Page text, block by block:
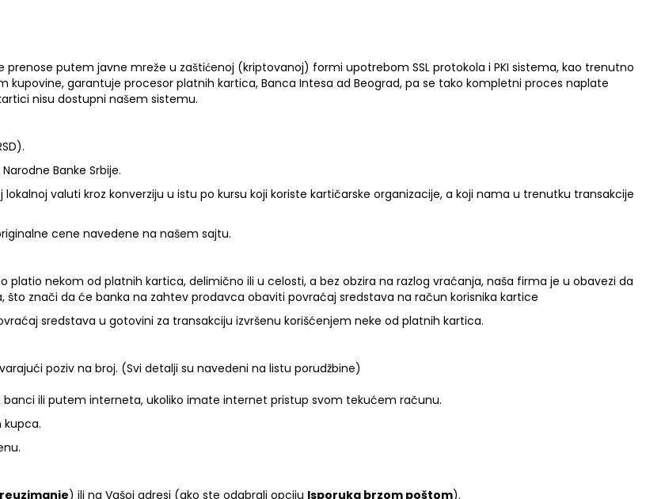
putem javne mreže u zaštićenoj (kriptovanoj) formi upotrebom SSL protokola i PKI sistema, kao trenutno
garantuje procesor platnih kartica, Banca Intesa ad Beograd, pa se tako kompletni proces naplate
nisu dostupni našem sistemu.
Banke Srbije.
valuti kroz konverziju u istu po kursu koji koriste kartičarske organizacije, a koji nama u trenutku transakcije
cene navedene na našem sajtu.
nekom od platnih kartica, delimično ili u celosti, a bez obzira na razlog vraćanja, naša firma je u obavezi da
što znači da će banka na zahtev prodavca obaviti povraćaj sredstava na račun korisnika kartice
sredstava u gotovini za transakciju izvršenu korišćenjem neke od platnih kartica.
poziv na broj. (Svi detalji su navedeni na listu porudžbine)
ili putem interneta, ukoliko imate internet pristup svom tekućem računu.
kupca.
) ili na Vašoj adresi (ako ste odabrali opciju Isporuka brzom poštom).